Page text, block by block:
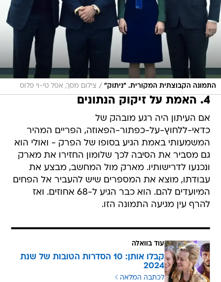
התמונה הקבוצתית המקורית. "ניתוק" / צילום מסך, אפל טי-וי פלוס
4. האמת על זיקוק הנתונים
אם העיתון היה רגע מובהק של
כדאי-ללחוץ-על-כפתור-הפאוזה, הפריים המהיר
המשמעותי באמת הגיע בסופו של הפרק - ואולי הוא
גם מסביר את הסיבה לכך שלומון החזירו את מארק
ונכנעו לדרישותיו. מארק מול המחשב, מבצע את
עבודתו, מוצא את המספרים שיש להעביר אל הפחים
המיועדים להם. הוא כבר הגיע ל-68 אחוזים. ואז
להרף עין מגיעה התמונה הזו.
עוד בוואלה
קבלו אותן: 10 הסדרות הטובות של שנת
2024
לכתבה המלאה